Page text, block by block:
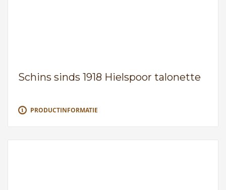
Schins sinds 1918 Hielspoor talonette
PRODUCTINFORMATIE